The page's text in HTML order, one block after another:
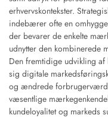
erhvervskontekster.
indebærer ofte en
der bevarer de enkelte
udnytter den kombinerede
Den fremtidige udvikling
sig digitale
og ændrede
væsentlige
kundeloyalitet og markeds